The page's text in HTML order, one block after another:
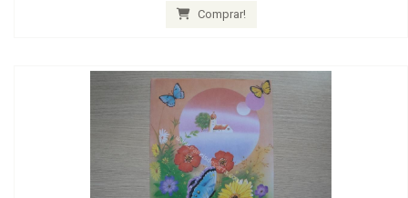
Comprar!